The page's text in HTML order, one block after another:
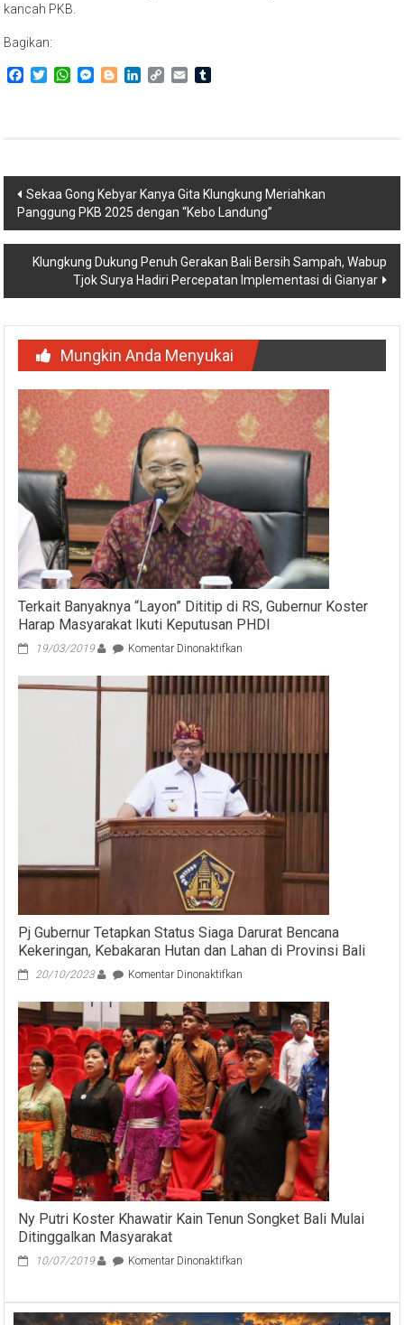
kancah PKB.
Bagikan:
Facebook
TwitterWhatsApp
Messenger
BloggerLinkedIn
CopyEmail
Navigasi
pos
Sekaa Gong Kebyar Kanya Gita Klungkung Meriahkan
Panggung PKB 2025 dengan “Kebo Landung”
Klungkung Dukung Penuh Gerakan Bali Bersih Sampah, Wabup
Tjok Surya Hadiri Percepatan Implementasi di Gianyar
Mungkin Anda Menyukai
Terkait Banyaknya “Layon” Dititip di RS, Gubernur Koster
Harap Masyarakat Ikuti Keputusan PHDI
19/03/2019 Komentar Dinonaktifkan
Banyaknya
“Layon”
Gubernur
Koster
Harap
Masyarakat
Ikuti
Pj Gubernur Tetapkan Status Siaga Darurat Bencana
Kekeringan, Kebakaran Hutan dan Lahan di Provinsi Bali
20/10/2023 Komentar Dinonaktifkan
Gubernur
Tetapkan
Status
Siaga
Darurat
Bencana
Kekeringan,
Kebakaran
Provinsi
Bali
Ny Putri Koster Khawatir Kain Tenun Songket Bali Mulai
Ditinggalkan Masyarakat
10/07/2019 Komentar Dinonaktifkan